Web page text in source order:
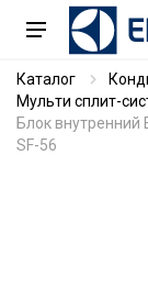
Каталог
Мульти сплит-
Блок внутренний
SF-56